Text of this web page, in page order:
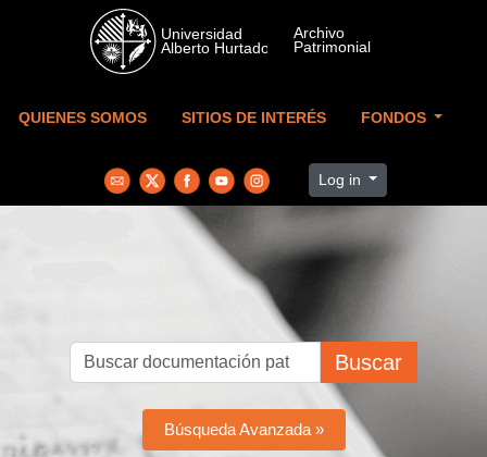
Skip to main content
QUIENES SOMOS SITIOS DE INTERÉS FONDOS
Log in
Buscar
Búsqueda Avanzada »